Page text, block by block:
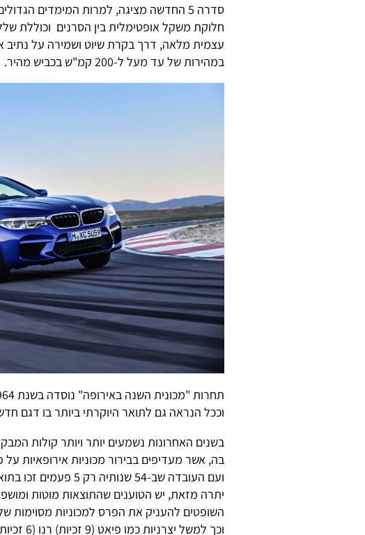
חלוקת משקל אופטימלית בין הסרנים וכוללת
במהירות של עד מעל ל-200 קמ"ש בכביש מהיר.
וככל הנראה גם לתואר היוקרתי ביותר בו דגם
בשנים האחרונות נשמעים יותר ויותר קולות
בה, אשר מעדיפים בבירור מכוניות אירופאיות
ועם העובדה שב-54 שנותיה רק 5 פעמים זכו בתואר מכוניות לא אירופאיות קשה להתווכח.
יתרה מזאת, יש הטוענים שהתוצאות מוטות
השופטים להעניק את הפרס למכוניות